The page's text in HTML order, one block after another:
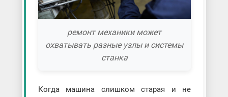
ремонт механики может
охватывать разные узлы и системы
станка
Когда машина слишком старая и не